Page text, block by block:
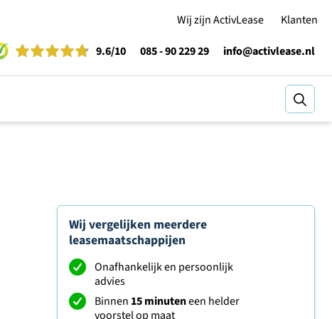
Wij zijn ActivLease
Klanten
9.6/10 085 - 90 229 29 info@activlease.nl
Wij vergelijken meerdere
leasemaatschappijen
Onafhankelijk en persoonlijk
advies
Binnen 15 minuteneen helder
voorstel op maat